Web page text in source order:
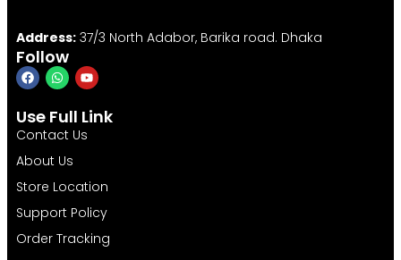
Address: 37/3 North Adabor, Barika road. Dhaka
Follow
Use Full Link
Contact Us
About Us
Store Location
Support Policy
Order Tracking